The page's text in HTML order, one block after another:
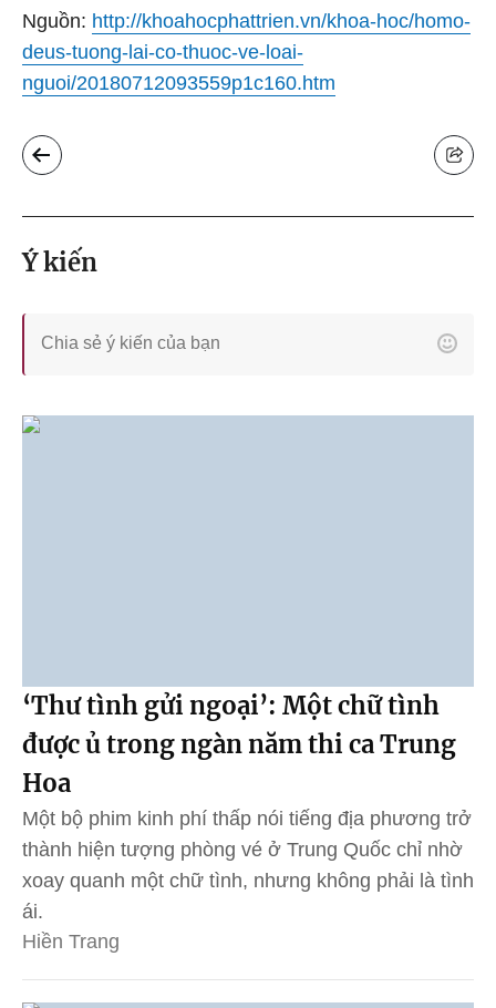
Nguồn: http://khoahocphattrien.vn/khoa-hoc/homo-
deus-tuong-lai-co-thuoc-ve-loai-
nguoi/20180712093559p1c160.htm
Ý kiến
‘Thư tình gửi ngoại’: Một chữ tình
được ủ trong ngàn năm thi ca Trung
Hoa
Một bộ phim kinh phí thấp nói tiếng địa phương trở
thành hiện tượng phòng vé ở Trung Quốc chỉ nhờ
xoay quanh một chữ tình, nhưng không phải là tình
ái.
Hiền Trang